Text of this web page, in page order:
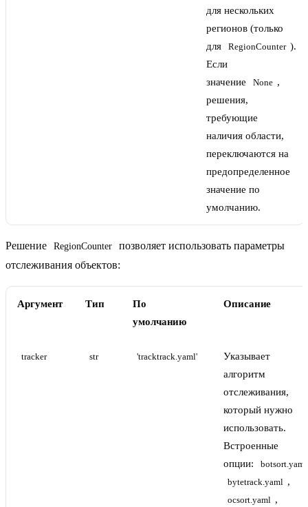
для нескольких
регионов (только
для
RegionCounter ).
Если
значение
None ,
решения,
требующие
наличия области,
переключаются на
предопределенное
значение по
умолчанию.
Решение RegionCounter
позволяет использовать параметры
отслеживания объектов:
Аргумент Тип
По
умолчанию
Описание
tracker str 'tracktrack.yaml'
Указывает
алгоритм
отслеживания,
который нужно
использовать.
Встроенные
опции:
botsort.yaml
bytetrack.yaml ,
ocsort.yaml ,